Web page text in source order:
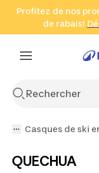
Aller à la recherche
Profitez de nos
de rabais!
en
(Zones
Casques de ski
QUECHUA